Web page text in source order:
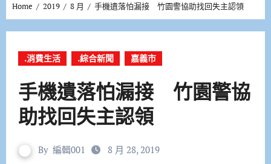
Home 2019 8 月 手機遺落怕漏接 竹園警協助找回失主認領
.消費生活 .綜合新聞 嘉義市
手機遺落怕漏接 竹園警協
助找回失主認領
By 編輯001 8 月 28, 2019